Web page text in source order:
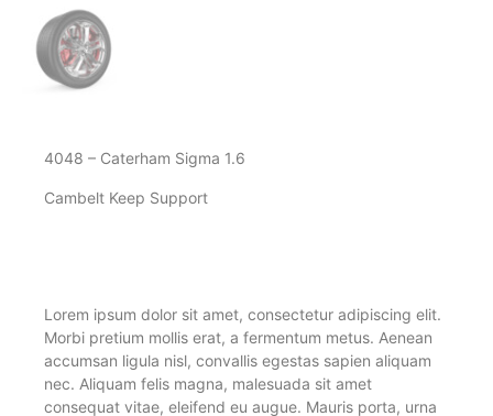
4048 – Caterham Sigma 1.6
Cambelt Keep Support
Lorem ipsum dolor sit amet, consectetur adipiscing elit.
Morbi pretium mollis erat, a fermentum metus. Aenean
accumsan ligula nisl, convallis egestas sapien aliquam
nec. Aliquam felis magna, malesuada sit amet
consequat vitae, eleifend eu augue. Mauris porta, urna